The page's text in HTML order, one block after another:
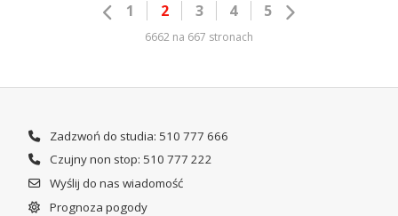
1 2 3 4 5
6662 na 667 stronach
Zadzwoń do studia: 510 777 666
Czujny non stop: 510 777 222
Wyślij do nas wiadomość
Prognoza pogody